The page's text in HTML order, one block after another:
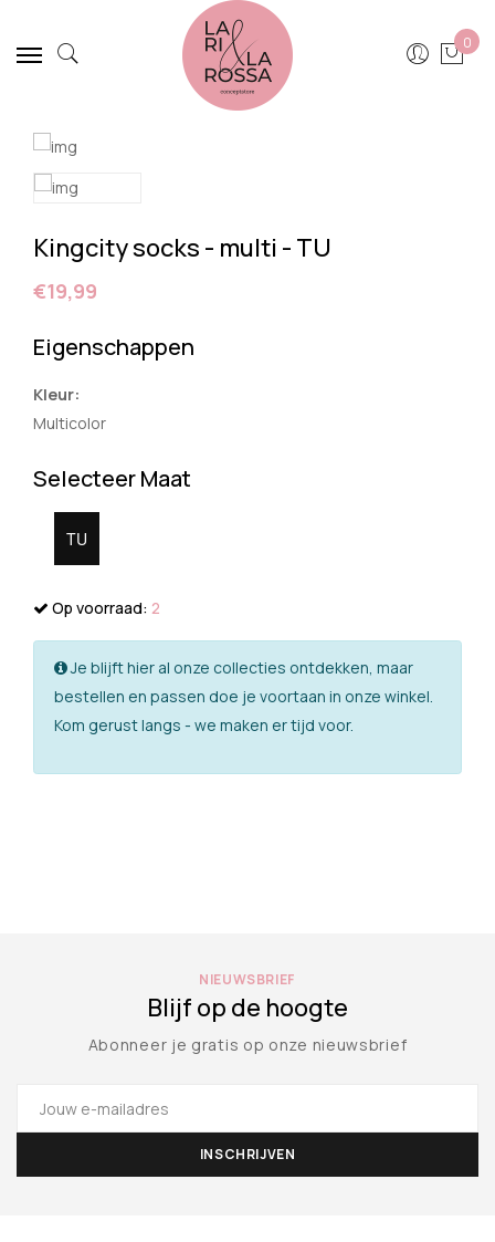
0
Kingcity socks - multi - TU
€19,99
Eigenschappen
Kleur:
Multicolor
Selecteer Maat
TU
Op voorraad: 2
Je blijft hier al onze collecties ontdekken, maar
bestellen en passen doe je voortaan in onze winkel.
Kom gerust langs - we maken er tijd voor.
NIEUWSBRIEF
Blijf op de hoogte
Abonneer je gratis op onze nieuwsbrief